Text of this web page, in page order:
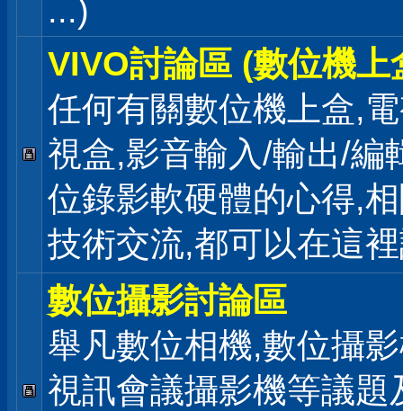
...)
VIVO討論區 (數位機上
任何有關數位機上盒,
視盒,影音輸入/輸出/編
位錄影軟硬體的心得,
技術交流,都可以在這
數位攝影討論區
舉凡數位相機,數位攝
視訊會議攝影機等議題